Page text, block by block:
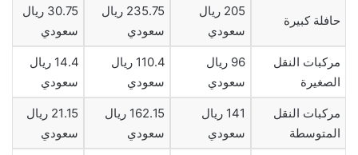
حافلة كبيرة
205 ريال
سعودي
235.75 ريال
سعودي
30.75 ريال
سعودي
مركبات النقل
الصغيرة
96 ريال
سعودي
110.4 ريال
سعودي
14.4 ريال
سعودي
مركبات النقل
المتوسطة
141 ريال
سعودي
162.15 ريال
سعودي
21.15 ريال
سعودي